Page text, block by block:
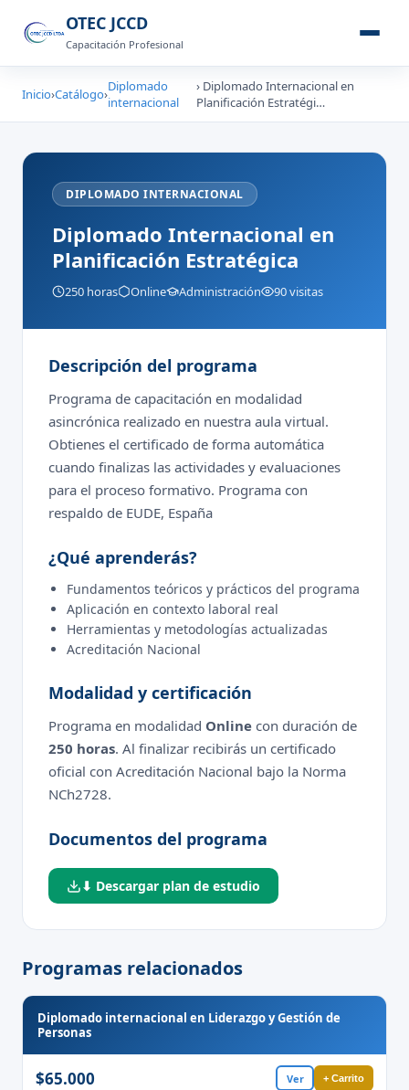
OTEC JCCD
Capacitación Profesional
Inicio›Catálogo›Diplomado
internacional
› Diplomado Internacional en
Planificación Estratégi…
DIPLOMADO INTERNACIONAL
Diplomado Internacional en
Planificación Estratégica
250 horas Online Administración 90 visitas
Descripción del programa
Programa de capacitación en modalidad
asincrónica realizado en nuestra aula virtual.
Obtienes el certificado de forma automática
cuando finalizas las actividades y evaluaciones
para el proceso formativo. Programa con
respaldo de EUDE, España
¿Qué aprenderás?
Fundamentos teóricos y prácticos del programa
Aplicación en contexto laboral real
Herramientas y metodologías actualizadas
Acreditación Nacional
Modalidad y certificación
Programa en modalidad Online con duración de
250 horas. Al finalizar recibirás un certificado
oficial con Acreditación Nacional bajo la Norma
NCh2728.
Documentos del programa
⬇ Descargar plan de estudio
Programas relacionados
Diplomado internacional en Liderazgo y Gestión de
Personas
$65.000 Ver + Carrito